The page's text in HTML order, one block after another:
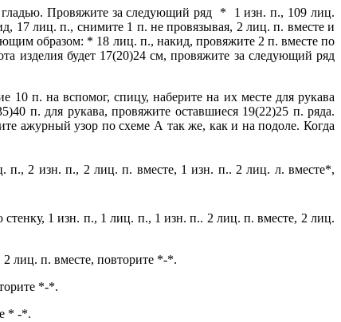
гладью. Провяжите за следующий ряд * 1 изн. п., 109 лиц.
17 лиц. п., снимите 1 п. не провязывая, 2 лиц. п. вместе и
образом: * 18 лиц. п., накид, провяжите 2 п. вместе по
изделия будет 17(20)24 см, провяжите за следующий ряд
10 п. на вспомог, спицу, наберите на их месте для рукава
п. для рукава, провяжите оставшиеся 19(22)25 п. ряда.
ажурный узор по схеме А так же, как и на подоле. Когда
п., 2 изн. п., 2 лиц. п. вместе, 1 изн. п.. 2 лиц. л. вместе*,
1 изн. п., 1 лиц. п., 1 изн. п.. 2 лиц. п. вместе, 2 лиц.
лиц. п. вместе, повторите *-*.
*-*.
* -*.